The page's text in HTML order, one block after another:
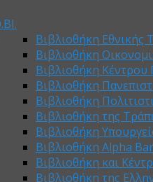
Βιβλιοθήκη Εθνικής
Βιβλιοθήκη
Βιβλιοθήκη
Βιβλιοθήκη
Βιβλιοθήκη
Βιβλιοθήκη της
Βιβλιοθήκη
Βιβλιοθήκη Alpha
Βιβλιοθήκη και
Βιβλιοθήκη της